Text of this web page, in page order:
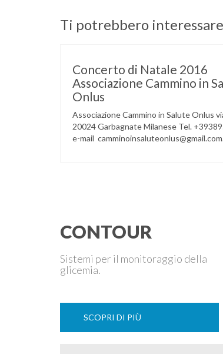
Ti potrebbero
Concerto di Natale 2016
Associazione Cammino in
Onlus
Associazione Cammino in Salute Onlus
20024 Garbagnate Milanese Tel.
e-mail camminoinsaluteonlus@gmail.com
CONTOUR
Sistemi per il monitoraggio della
glicemia.
SCOPRI DI PIÙ